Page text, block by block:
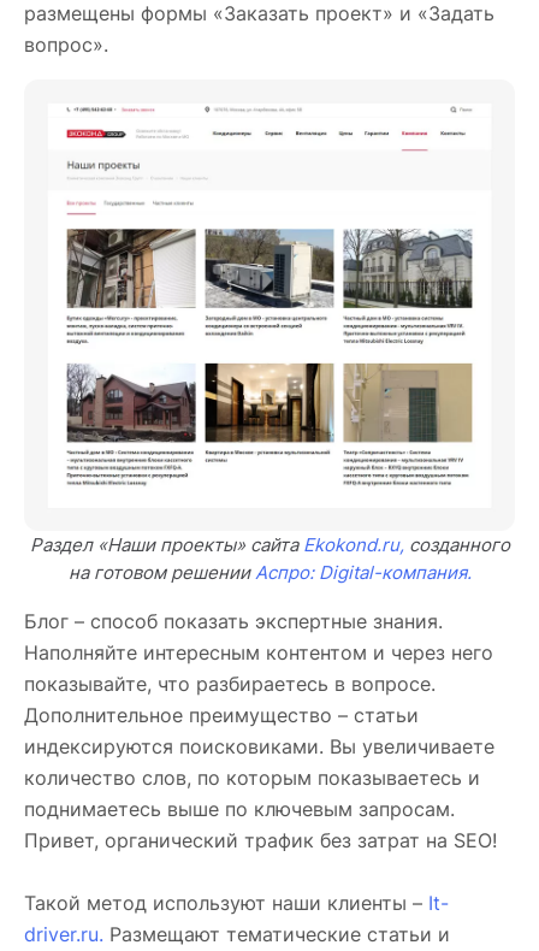
размещены формы «Заказать проект» и «Задать
вопрос».
Раздел «Наши проекты» сайта Ekokond.ru,созданного
на готовом решении Аспро: Digital-компания.
Блог – способ показать экспертные знания.
Наполняйте интересным контентом и через него
показывайте, что разбираетесь в вопросе.
Дополнительное преимущество – статьи
индексируются поисковиками. Вы увеличиваете
количество слов, по которым показываетесь и
поднимаетесь выше по ключевым запросам.
Привет, органический трафик без затрат на SEO!
Такой метод используют наши клиенты – It-
driver.ru. Размещают тематические статьи и